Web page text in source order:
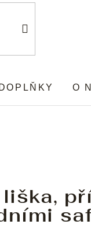
DOPLŇKY O